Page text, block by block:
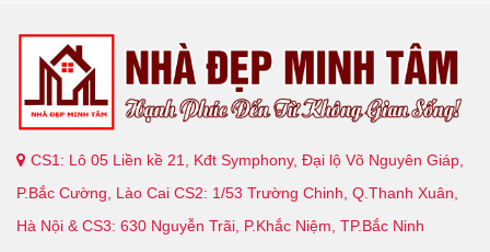
CS1: Lô 05 Liền kề 21, Kđt Symphony, Đại lộ Võ Nguyên Giáp,
P.Bắc Cường, Lào Cai CS2: 1/53 Trường Chinh, Q.Thanh Xuân,
Hà Nội & CS3: 630 Nguyễn Trãi, P.Khắc Niệm, TP.Bắc Ninh